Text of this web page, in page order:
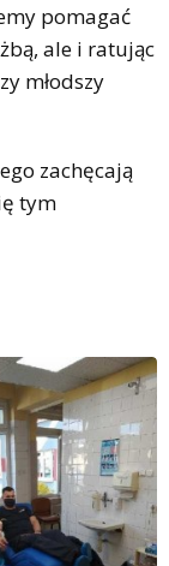
pomagać
ale i ratując
młodszy
zachęcają
tym